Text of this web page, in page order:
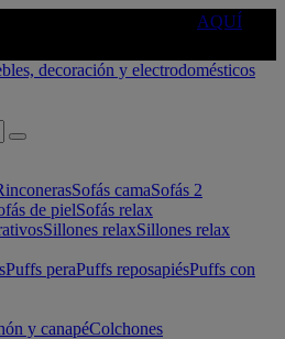
AQUÍ
Sofás camaSofás 2
de pielSofás relax
Sillones relaxSillones relax
Puffs peraPuffs reposapiésPuffs con
y canapéColchones